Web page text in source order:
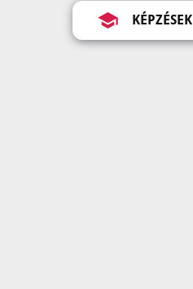
KÉPZÉSEK